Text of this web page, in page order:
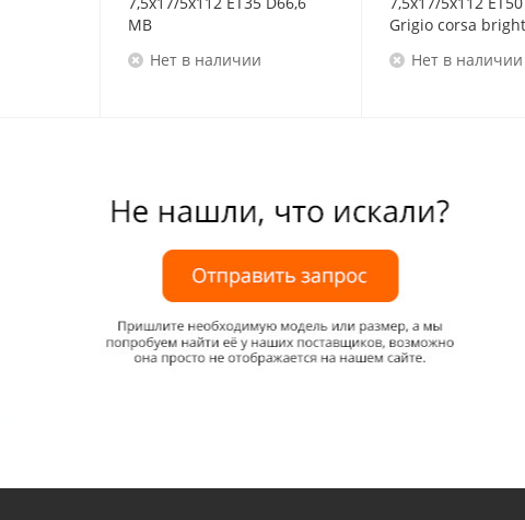
MB
Нет в наличии
Grigio corsa bright
Нет в наличии